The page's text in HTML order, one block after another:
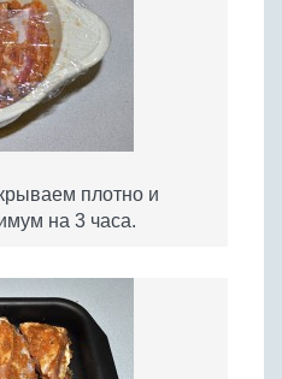
плотно и
на 3 часа.